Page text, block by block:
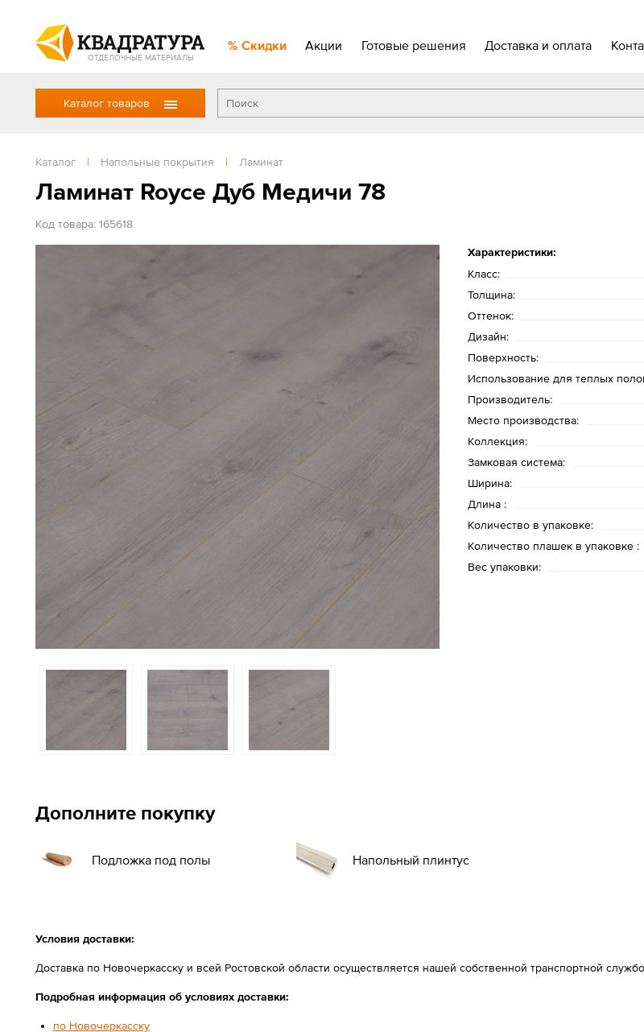
ОТДЕЛОЧНЫЕ МАТЕРИАЛЫ
Скидки Акции Готовые решения Доставка и оплата
Каталог товаров
Каталог | Напольные покрытия | Ламинат
Ламинат Royce Дуб Медичи 78
Код товара: 165618
Характеристики:
Класс:
Толщина:
Оттенок:
Дизайн:
Поверхность:
Использование для теплых
Производитель:
Место производства:
Коллекция:
Замковая система:
Ширина:
Длина :
Количество в упаковке:
Количество плашек в упаковке :
Вес упаковки:
Дополните покупку
Подложка под полы Напольный плинтус
Условия доставки:
Доставка по Новочеркасску и всей Ростовской области осуществляется нашей собственной транспортной
Подробная информация об условиях доставки:
по Новочеркасску